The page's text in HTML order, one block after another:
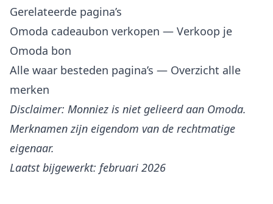
Gerelateerde pagina’s
Omoda cadeaubon verkopen — Verkoop je
Omoda bon
Alle waar besteden pagina’s — Overzicht alle
merken
Disclaimer: Monniez is niet gelieerd aan Omoda.
Merknamen zijn eigendom van de rechtmatige
eigenaar.
Laatst bijgewerkt: februari 2026